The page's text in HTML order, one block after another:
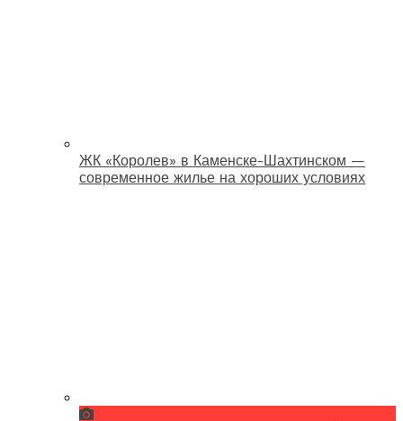
ЖК «Королев» в Каменске-Шахтинском —
современное жилье на хороших условиях